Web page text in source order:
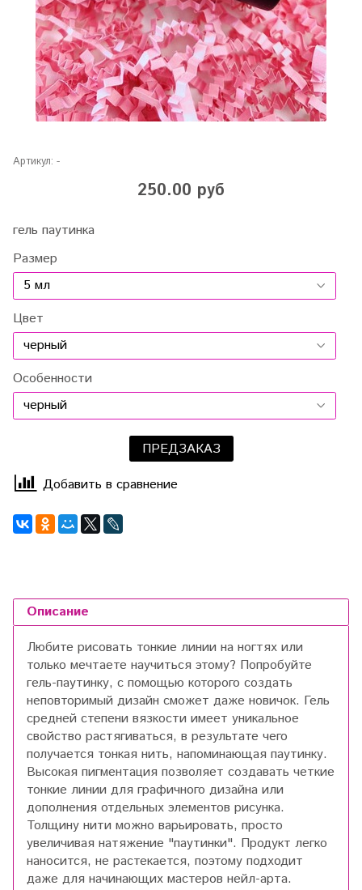
Артикул: -
250.00 руб
гель паутинка
Размер
Цвет
Особенности
ПРЕДЗАКАЗ
Добавить в сравнение
Описание
Любите рисовать тонкие линии на ногтях или
только мечтаете научиться этому? Попробуйте
гель-паутинку, с помощью которого создать
неповторимый дизайн сможет даже новичок. Гель
средней степени вязкости имеет уникальное
свойство растягиваться, в результате чего
получается тонкая нить, напоминающая паутинку.
Высокая пигментация позволяет создавать четкие
тонкие линии для графичного дизайна или
дополнения отдельных элементов рисунка.
Толщину нити можно варьировать, просто
увеличивая натяжение "паутинки". Продукт легко
наносится, не растекается, поэтому подходит
даже для начинающих мастеров нейл-арта.